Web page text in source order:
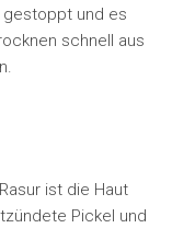
gestoppt und es
schnell aus
ist die Haut
Pickel und